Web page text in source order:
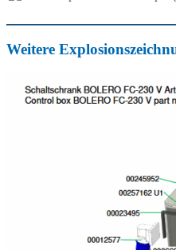
Weitere